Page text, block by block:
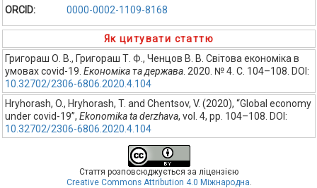
ORCID:
0000-0002-1109-8168
Як цитувати статтю
Григораш О. В., Григораш Т. Ф., Ченцов В. В. Світова економіка в
умовах covid-19. Економіка та держава . 2020. № 4. С. 104–108. DOI:
10.32702/2306-6806.2020.4.104
Hryhorash, O., Hryhorash, T. and Chentsov, V. (2020), “Global economy
under covid-19”, Ekonomika ta derzhava, vol. 4, pp. 104–108. DOI:
10.32702/2306-6806.2020.4.104
Стаття розповсюджується за ліцензією
Creative Commons Attribution 4.0 Міжнародна